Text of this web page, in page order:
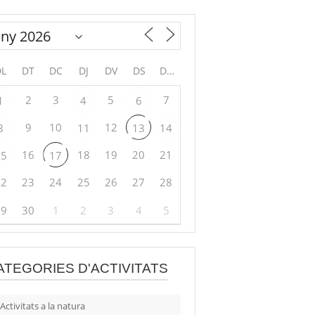
DT DC DJ DV DS DG
2 3 4 5 6 7
9 10 11 12 13
14
16 17 18 19 20
21
23 24 25 26 27
28
30 1 2 3 4 5
D'ACTIVITATS
Activitats a la natura